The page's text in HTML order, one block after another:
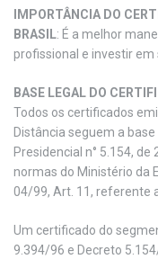
IMPORTÂNCIA DO
BRASIL: É a melhor
profissional e investir em
BASE LEGAL DO
Todos os certificados
Distância seguem a
Presidencial n° 5.154, de
normas do Ministério da
04/99, Art. 11, referente
Um certificado do
9.394/96 e Decreto